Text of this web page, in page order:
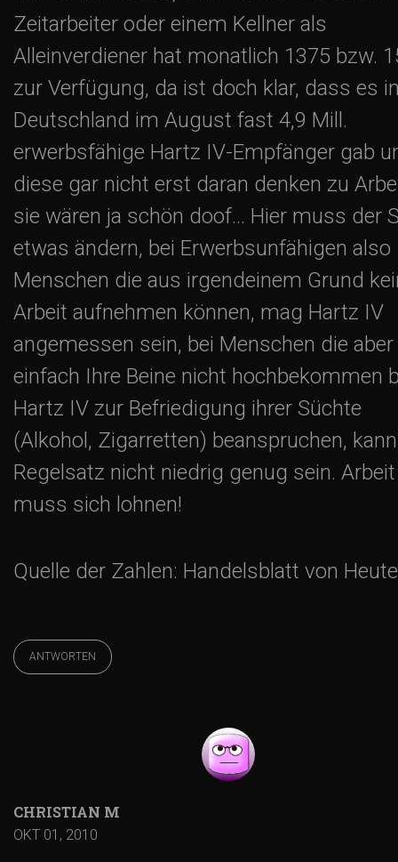
Zeitarbeiter oder einem Kellner als
Alleinverdiener hat monatlich 1375 bzw.
zur Verfügung, da ist doch klar, dass es
Deutschland im August fast 4,9 Mill.
erwerbsfähige Hartz IV-Empfänger gab
diese gar nicht erst daran denken zu
sie wären ja schön doof… Hier muss der
etwas ändern, bei Erwerbsunfähigen also
Menschen die aus irgendeinem Grund
Arbeit aufnehmen können, mag Hartz IV
angemessen sein, bei Menschen die aber
einfach Ihre Beine nicht hochbekommen
Hartz IV zur Befriedigung ihrer Süchte
(Alkohol, Zigarretten) beanspruchen,
Regelsatz nicht niedrig genug sein. Arbeit
muss sich lohnen!
Quelle der Zahlen: Handelsblatt von
ANTWORTEN
CHRISTIAN M
OKT 01, 2010